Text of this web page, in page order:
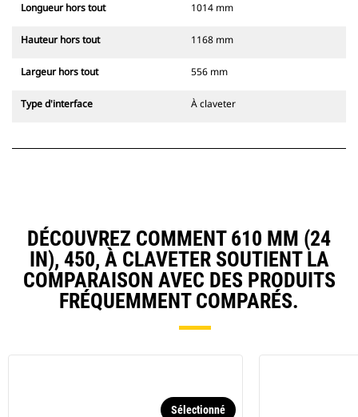
Longueur hors tout 1014 mm
Hauteur hors tout 1168 mm
Largeur hors tout 556 mm
Type d'interface À claveter
DÉCOUVREZ COMMENT 610 MM (24
IN), 450, À CLAVETER SOUTIENT LA
COMPARAISON AVEC DES PRODUITS
FRÉQUEMMENT COMPARÉS.
Sélectionné